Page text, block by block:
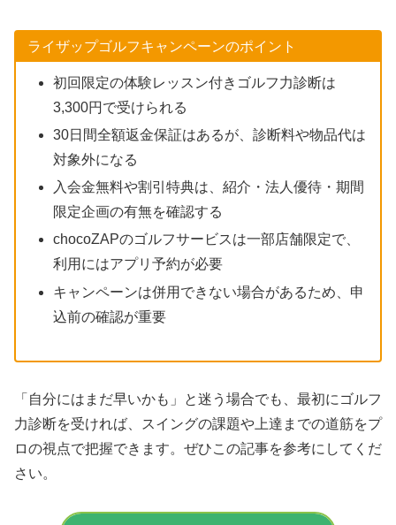
ライザップゴルフキャンペーンのポイント
初回限定の体験レッスン付きゴルフ力診断は
3,300円で受けられる
30日間全額返金保証はあるが、診断料や物品代は
対象外になる
入会金無料や割引特典は、紹介・法人優待・期間
限定企画の有無を確認する
chocoZAPのゴルフサービスは一部店舗限定で、
利用にはアプリ予約が必要
キャンペーンは併用できない場合があるため、申
込前の確認が重要
「自分にはまだ早いかも」と迷う場合でも、最初にゴルフ
力診断を受ければ、スイングの課題や上達までの道筋をプ
ロの視点で把握できます。ぜひこの記事を参考にしてくだ
さい。